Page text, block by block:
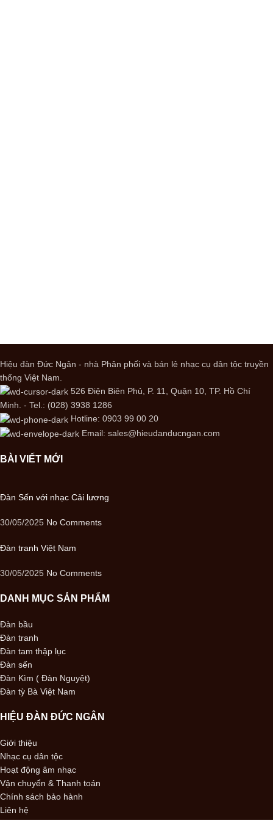
Hiệu đàn Đức Ngân - nhà Phân phối và bán lẻ nhạc cụ dân tộc truyền
thống Việt Nam.
526 Điện Biên Phủ, P. 11, Quận 10, TP. Hồ Chí
Minh. - Tel.: (028) 3938 1286
Hotline: 0903 99 00 20
Email: sales@hieudanducngan.com
BÀI VIẾT MỚI
Đàn Sến với nhạc Cải lương
30/05/2025 No Comments
Đàn tranh Việt Nam
30/05/2025 No Comments
DANH MỤC SẢN PHẨM
Đàn bầu
Đàn tranh
Đàn tam thập lục
Đàn sến
Đàn Kìm ( Đàn Nguyệt)
Đàn tỳ Bà Việt Nam
HIỆU ĐÀN ĐỨC NGÂN
Giới thiệu
Nhạc cụ dân tộc
Hoạt động âm nhạc
Vận chuyển & Thanh toán
Chính sách bảo hành
Liên hệ